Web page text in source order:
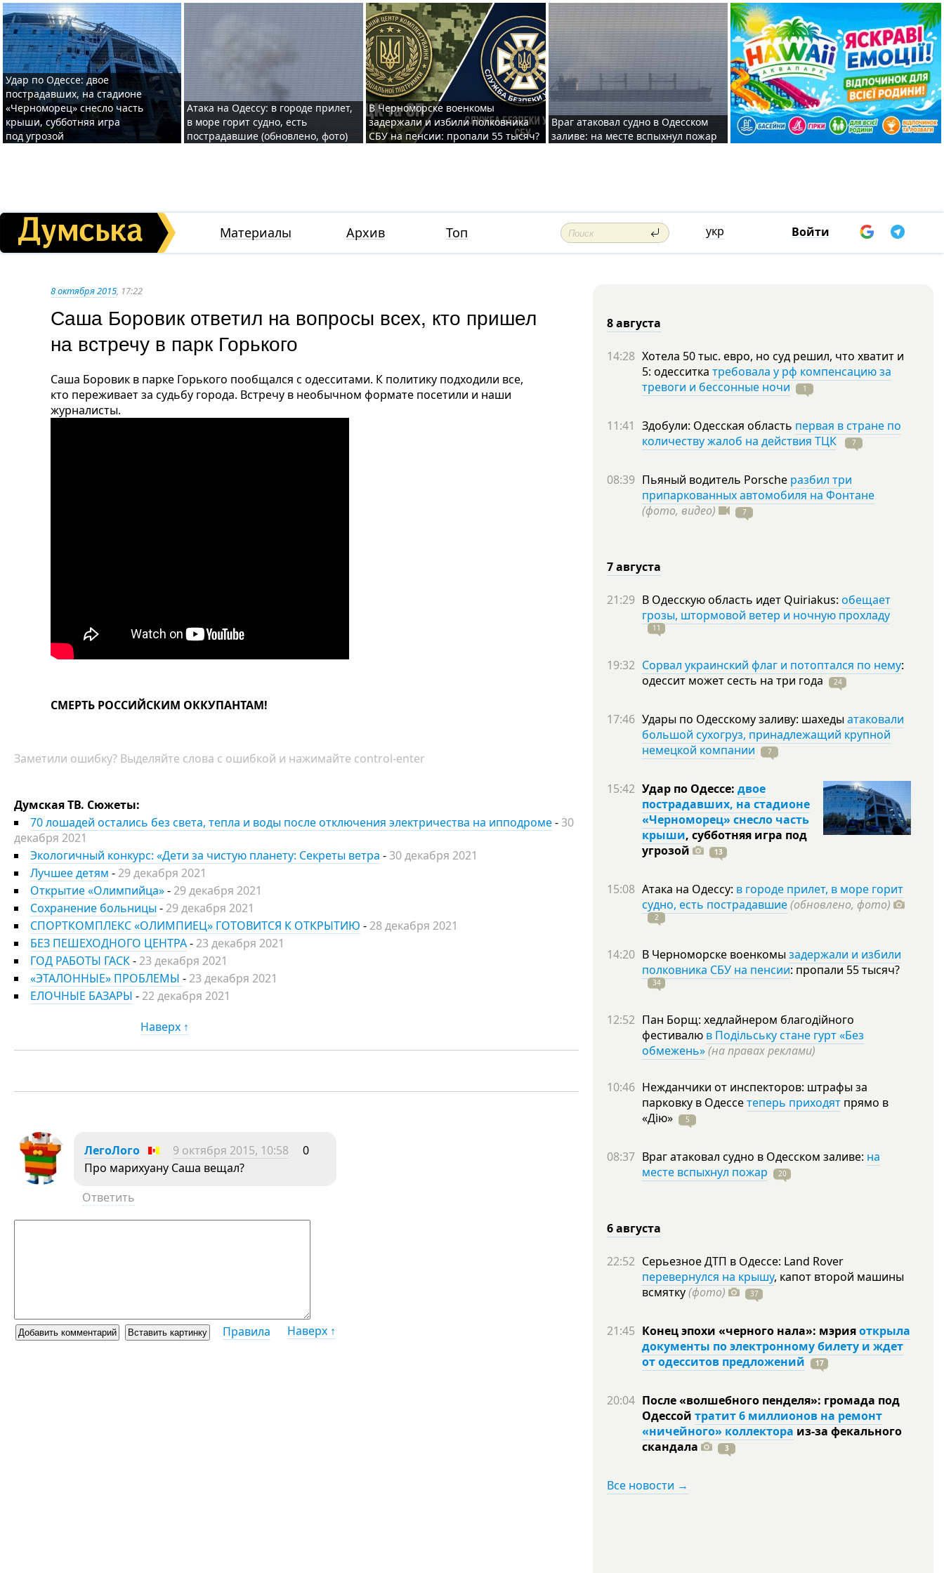
Удар по Одессе: двое
пострадавших, на стадионе
«Черноморец» снесло часть
крыши, субботняя игра
под угрозой
Атака на Одессу: в городе прилет,
в море горит судно, есть
пострадавшие (обновлено, фото)
В Черноморске военкомы
задержали и избили полковника
СБУ на пенсии: пропали 55 тысяч?
Враг атаковал судно в Одесском
заливе: на месте вспыхнул пожар
Материалы Архив Топ укр Войти
8 октября 2015, 17:22
Саша Боровик ответил на вопросы всех, кто пришел
на встречу в парк Горького
Саша Боровик в парке Горького пообщался с одесситами. К политику подходили все,
кто переживает за судьбу города. Встречу в необычном формате посетили и наши
журналисты.
СМЕРТЬ РОССИЙСКИМ ОККУПАНТАМ!
Заметили ошибку? Выделяйте слова с ошибкой и нажимайте control-enter
Думская ТВ. Сюжеты:
70 лошадей остались без света, тепла и воды после отключения электричества на ипподроме-30
декабря 2021
Экологичный конкурс: «Дети за чистую планету: Секреты ветра -30 декабря 2021
Лучшее детям - 29 декабря 2021
Открытие «Олимпийца»- 29 декабря 2021
Сохранение больницы- 29 декабря 2021
СПОРТКОМПЛЕКС «ОЛИМПИЕЦ» ГОТОВИТСЯ К ОТКРЫТИЮ - 28 декабря 2021
БЕЗ ПЕШЕХОДНОГО ЦЕНТРА- 23 декабря 2021
ГОД РАБОТЫ ГАСК- 23 декабря 2021
«ЭТАЛОННЫЕ» ПРОБЛЕМЫ - 23 декабря 2021
ЕЛОЧНЫЕ БАЗАРЫ - 22 декабря 2021
Наверх ↑
ЛегоЛого 9 октября 2015, 10:58
0
Про марихуану Саша вещал?
Ответить
Правила Наверх ↑
8 августа
14:28 Хотела 50 тыс. евро, но суд решил, что хватит и
5: одесситка требовала у рф компенсацию за
тревоги и бессонные ночи
1
11:41 Здобули: Одесская область первая в стране по
количеству жалоб на действия ТЦК
7
08:39 Пьяный водитель Porsche разбил три
припаркованных автомобиля на Фонтане
(фото, видео)
7
7 августа
21:29 В Одесскую область идет Quiriakus: обещает
грозы, штормовой ветер и ночную прохладу
11
19:32 Сорвал украинский флаг и потоптался по нему:
одессит может сесть на три года 24
17:46 Удары по Одесскому заливу: шахеды атаковали
большой сухогруз, принадлежащий крупной
немецкой компании
7
15:42 Удар по Одессе: двое
пострадавших, на стадионе
«Черноморец» снесло часть
крыши, субботняя игра под
угрозой
13
15:08 Атака на Одессу: в городе прилет, в море горит
судно, есть пострадавшие(обновлено, фото)
2
14:20 В Черноморске военкомы задержали и избили
полковника СБУ на пенсии: пропали 55тысяч?
34
12:52 Пан Борщ: хедлайнером благодійного
фестивалю в Подільську стане гурт «Без
обмежень»(на правах реклами)
10:46 Нежданчики от инспекторов: штрафы за
парковку в Одессетеперь приходят прямо в
«Дію»
5
08:37 Враг атаковал судно в Одесском заливе: на
месте вспыхнул пожар
20
6 августа
22:52 Серьезное ДТП в Одессе: Land Rover
перевернулся на крышу, капот второй машины
всмятку(фото) 37
21:45 Конец эпохи «черного нала»: мэрияоткрыла
документы по электронному билету и ждет
от одесситов предложений
17
20:04 После «волшебного пенделя»: громада под
Одессой тратит 6 миллионов на ремонт
«ничейного» коллектора из-за фекального
скандала
3
Все новости →